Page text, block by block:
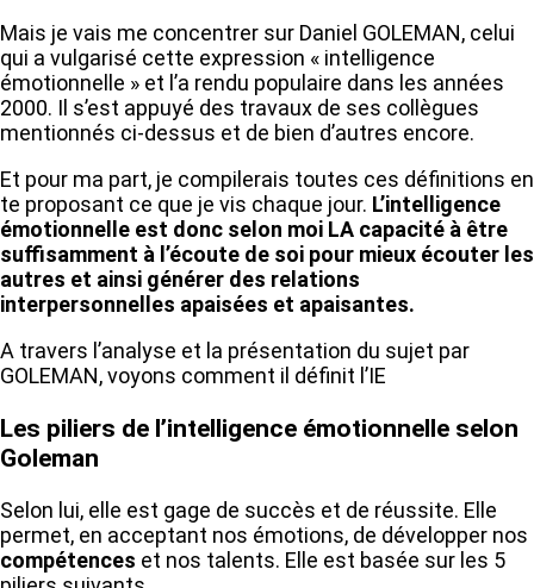
Mais je vais me concentrer sur Daniel GOLEMAN, celui
qui a vulgarisé cette expression « intelligence
émotionnelle » et l’a rendu populaire dans les années
2000. Il s’est appuyé des travaux de ses collègues
mentionnés ci-dessus et de bien d’autres encore.
Et pour ma part, je compilerais toutes ces définitions en
te proposant ce que je vis chaque jour. L’intelligence
émotionnelle est donc selon moi LA capacité à être
suffisamment à l’écoute de soi pour mieux écouter les
autres et ainsi générer des relations
interpersonnelles apaisées et apaisantes.
A travers l’analyse et la présentation du sujet par
GOLEMAN, voyons comment il définit l’IE
Les piliers de l’intelligence émotionnelle selon
Goleman
Selon lui, elle est gage de succès et de réussite. Elle
permet, en acceptant nos émotions, de développer nos
compétences et nos talents. Elle est basée sur les 5